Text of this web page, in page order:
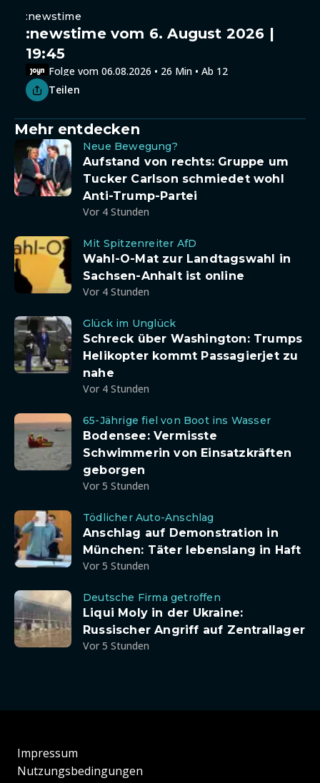
:newstime
:newstime vom 6. August 2026 |
19:45
Folge vom 06.08.2026 • 26 Min • Ab 12
Teilen
Mehr entdecken
Neue Bewegung?
Aufstand von rechts: Gruppe um
Tucker Carlson schmiedet wohl
Anti-Trump-Partei
Vor 4 Stunden
Mit Spitzenreiter AfD
Wahl-O-Mat zur Landtagswahl in
Sachsen-Anhalt ist online
Vor 4 Stunden
Glück im Unglück
Schreck über Washington: Trumps
Helikopter kommt Passagierjet zu
nahe
Vor 4 Stunden
65-Jährige fiel von Boot ins Wasser
Bodensee: Vermisste
Schwimmerin von Einsatzkräften
geborgen
Vor 5 Stunden
Tödlicher Auto-Anschlag
Anschlag auf Demonstration in
München: Täter lebenslang in Haft
Vor 5 Stunden
Deutsche Firma getroffen
Liqui Moly in der Ukraine:
Russischer Angriff auf Zentrallager
Vor 5 Stunden
Impressum
Nutzungsbedingungen